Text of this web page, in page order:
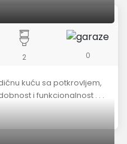
2 0
kuću sa potkrovljem,
i funkcionalnost . . .